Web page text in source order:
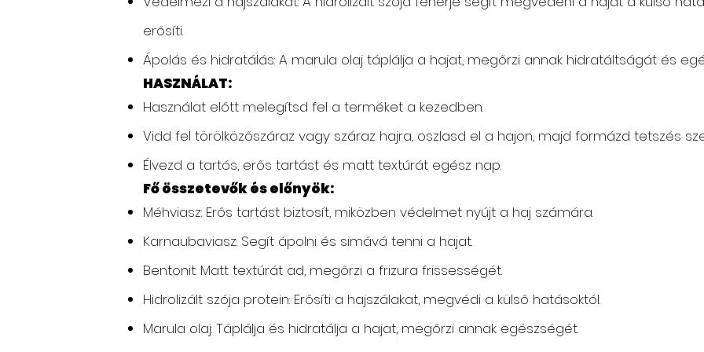
erősíti.
Ápolás és hidratálás: A marula olaj táplálja a hajat, megőrzi annak hidratáltságát és
HASZNÁLAT:
Használat előtt melegítsd fel a terméket a kezedben.
Vidd fel törölközőszáraz vagy száraz hajra, oszlasd el a hajon, majd formázd tetszés
Élvezd a tartós, erős tartást és matt textúrát egész nap.
Fő összetevők és előnyök:
Méhviasz: Erős tartást biztosít, miközben védelmet nyújt a haj számára.
Karnaubaviasz: Segít ápolni és simává tenni a hajat.
Bentonit: Matt textúrát ad, megőrzi a frizura frissességét.
Hidrolizált szója protein: Erősíti a hajszálakat, megvédi a külső hatásoktól.
Marula olaj: Táplálja és hidratálja a hajat, megőrzi annak egészségét.